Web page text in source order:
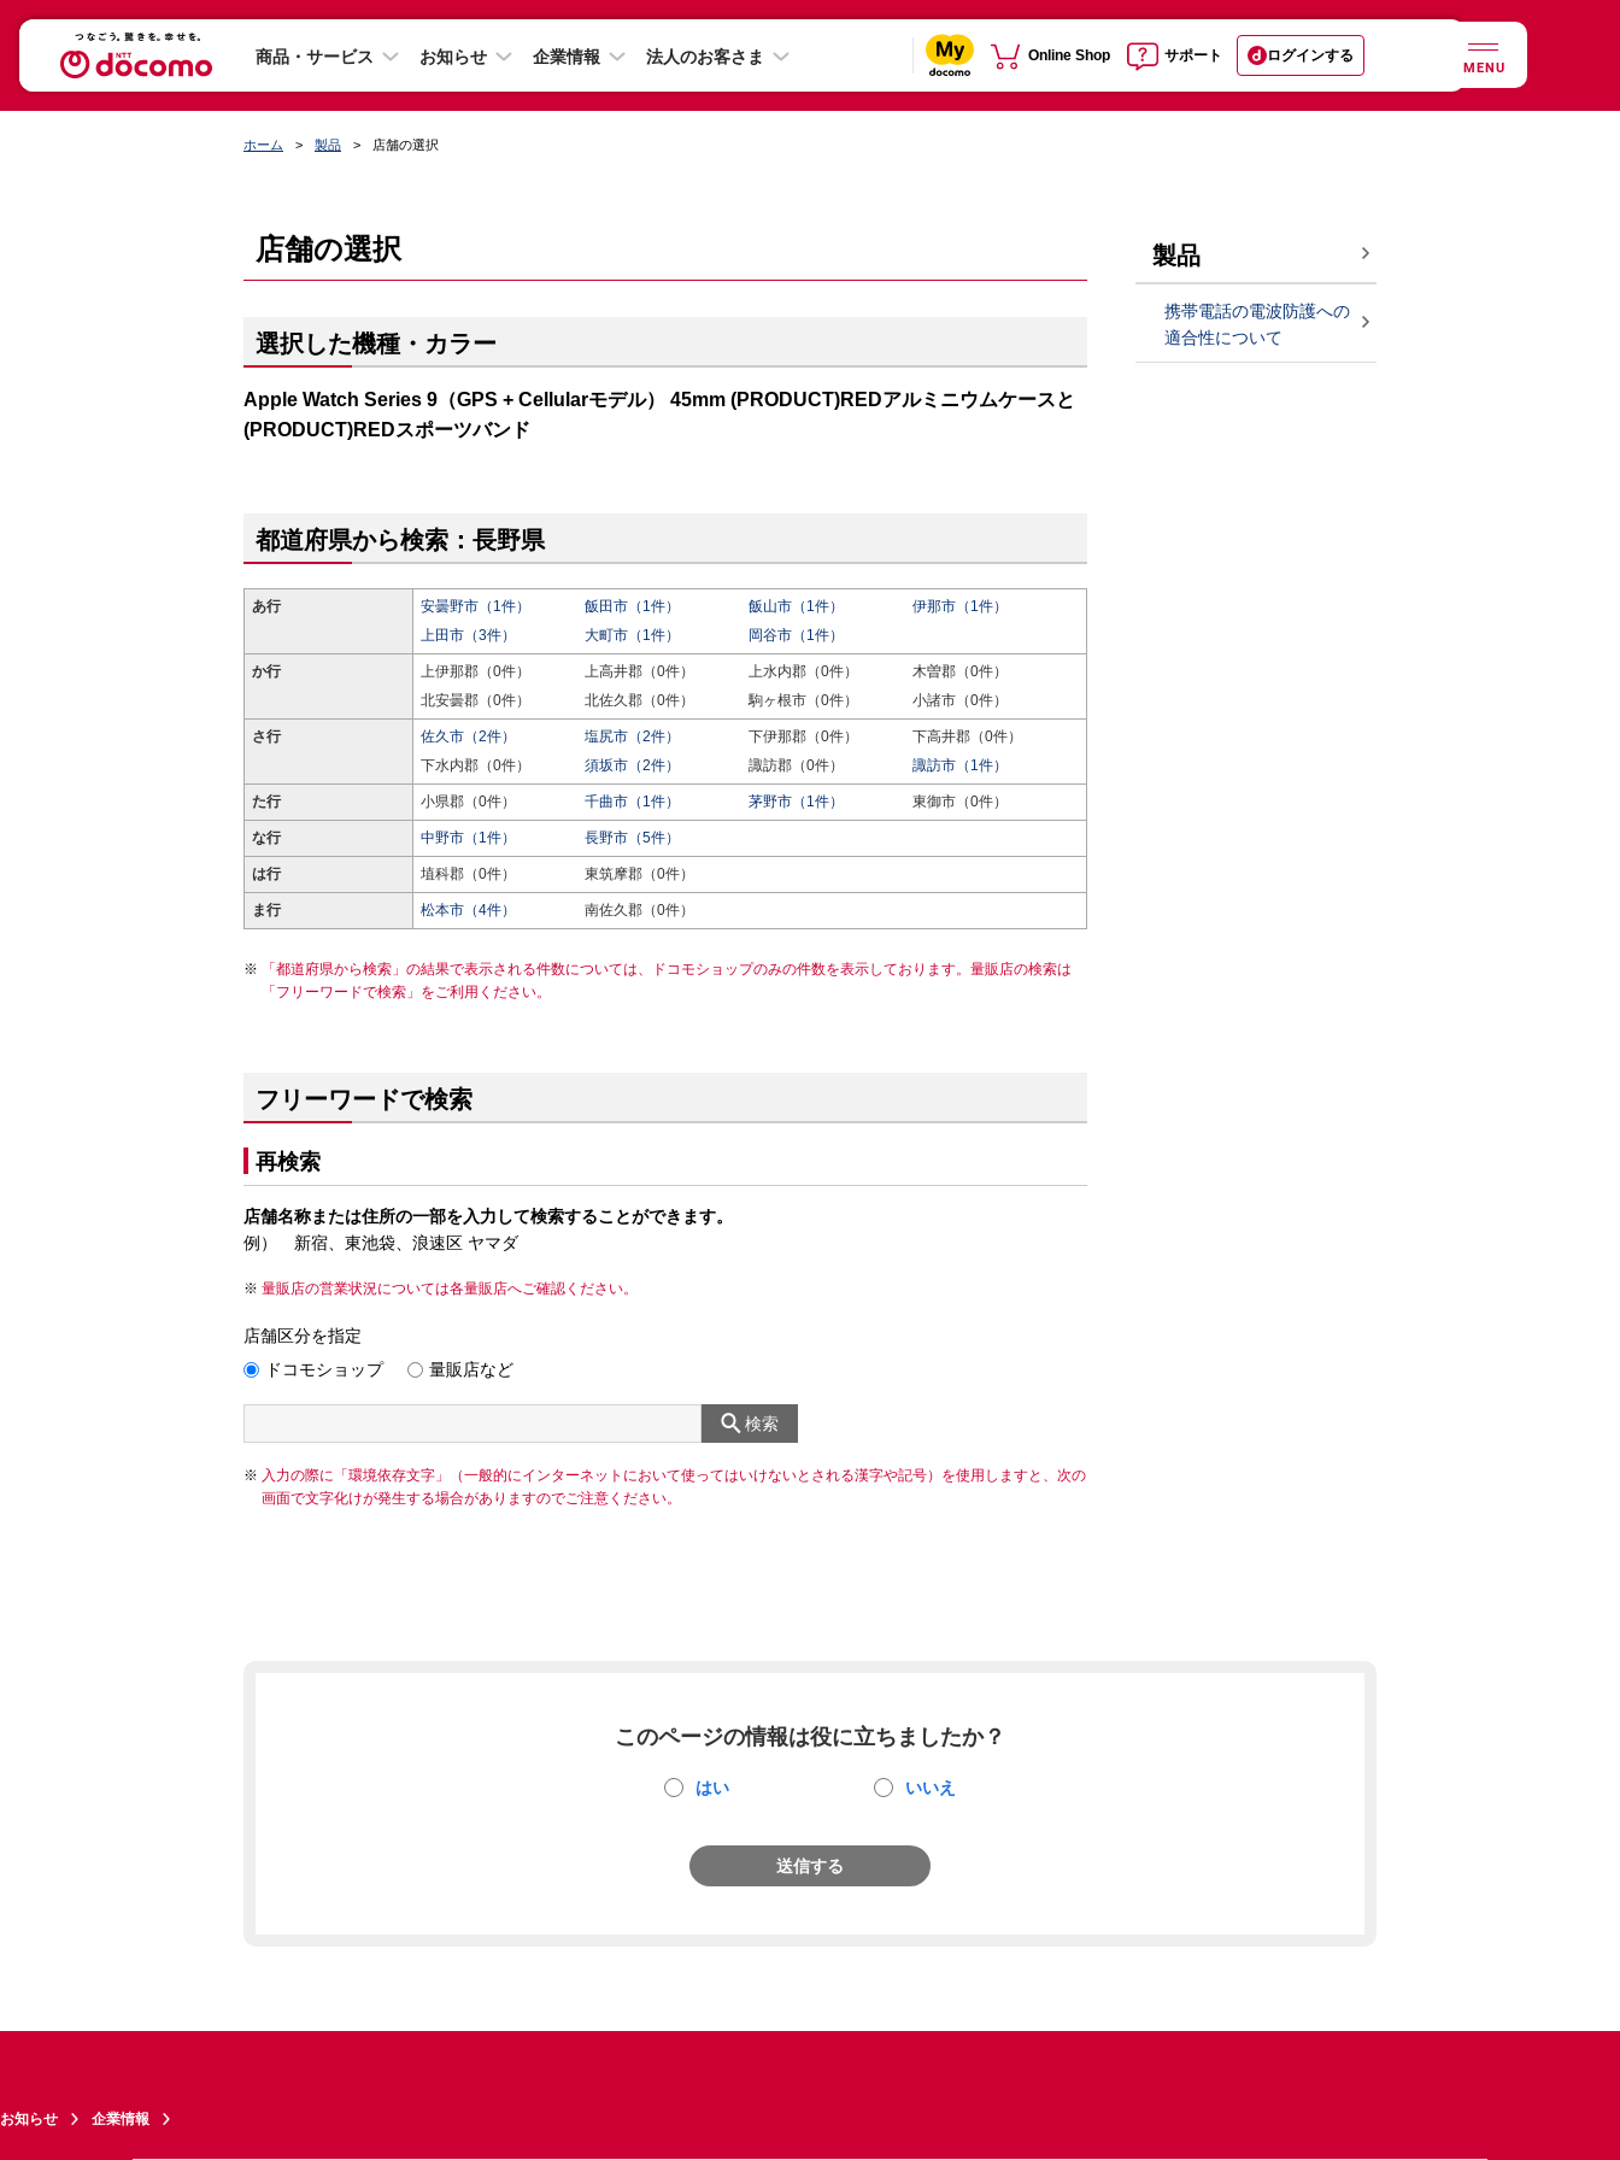
商品・サービス お知らせ 企業情報 法人のお客さま Online Shop サポート ログインする
MENU
ホーム 製品 店舗の選択
店舗の選択
選択した機種・カラー
Apple Watch Series 9（GPS + Cellularモデル） 45mm (PRODUCT)REDアルミニウムケースと
(PRODUCT)REDスポーツバンド
都道府県から検索：長野県
あ行 安曇野市（1件） 飯田市（1件） 飯山市（1件）
伊那市（1件）
上田市（3件）
大町市（1件） 岡谷市（1件）
か行 上伊那郡（0件） 上高井郡（0件） 上水内郡（0件）
木曽郡（0件）
北安曇郡（0件）
北佐久郡（0件） 駒ヶ根市（0件） 小諸市（0件）
さ行 佐久市（2件） 塩尻市（2件） 下伊那郡（0件）
下高井郡（0件）
下水内郡（0件）
須坂市（2件） 諏訪郡（0件） 諏訪市（1件）
た行 小県郡（0件） 千曲市（1件） 茅野市（1件） 東御市（0件）
な行 中野市（1件） 長野市（5件）
は行 埴科郡（0件） 東筑摩郡（0件）
ま行 松本市（4件） 南佐久郡（0件）
「都道府県から検索」の結果で表示される件数については、ドコモショップのみの件数を表示しております。量販店の検索は
「フリーワードで検索」をご利用ください。
フリーワードで検索
再検索
店舗名称または住所の一部を入力して検索することができます。
例） 新宿、東池袋、浪速区 ヤマダ
量販店の営業状況については各量販店へご確認ください。
店舗区分を指定
ドコモショップ
量販店など
検索
入力の際に「環境依存文字」（一般的にインターネットにおいて使ってはいけないとされる漢字や記号）を使用しますと、次の
画面で文字化けが発生する場合がありますのでご注意ください。
製品
携帯電話の電波防護への
適合性について
このページの情報は役に立ちましたか？
はい いいえ
送信する
お知らせ 企業情報